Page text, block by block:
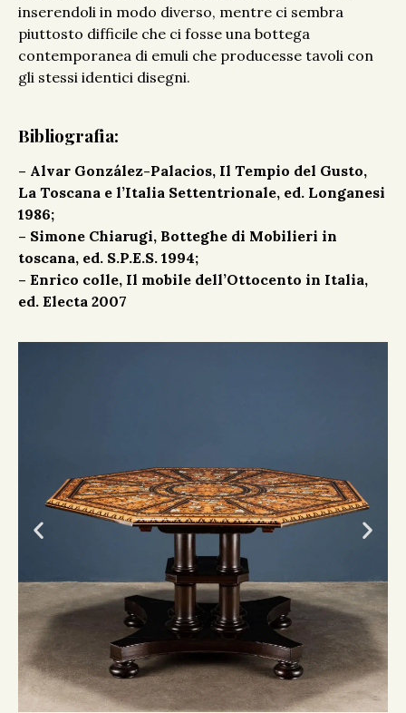
inserendoli in modo diverso, mentre ci sembra
piuttosto difficile che ci fosse una bottega
contemporanea di emuli che producesse tavoli con
gli stessi identici disegni.
Bibliografia:
– Alvar González-Palacios, Il Tempio del Gusto,
La Toscana e l’Italia Settentrionale, ed. Longanesi
1986;
– Simone Chiarugi, Botteghe di Mobilieri in
toscana, ed. S.P.E.S. 1994;
– Enrico colle, Il mobile dell’Ottocento in Italia,
ed. Electa 2007